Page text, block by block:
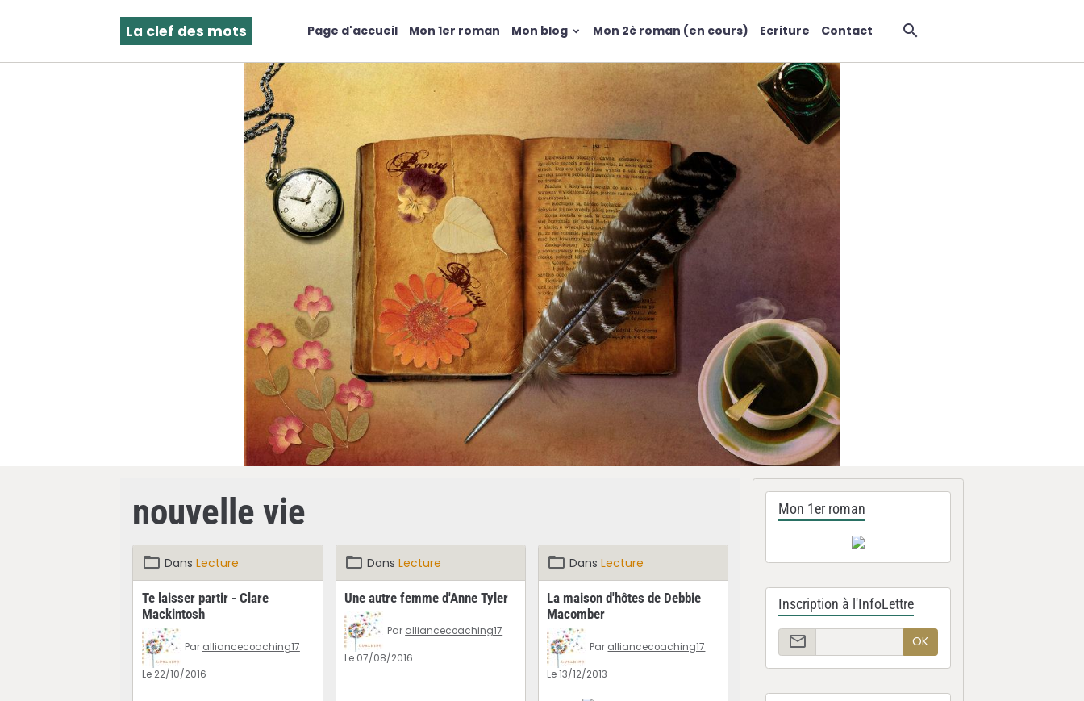
La clef des mots Page d'accueil Mon 1er roman Mon blog Mon 2è roman (en cours) Ecriture Contact
nouvelle vie
Dans Lecture
Te laisser partir - Clare
Mackintosh
Par alliancecoaching17
Le 22/10/2016
DansLecture
Une autre femme d'Anne Tyler
Par alliancecoaching17
Le 07/08/2016
DansLecture
La maison d'hôtes de Debbie
Macomber
Par alliancecoaching17
Le 13/12/2013
Mon 1er roman
Inscription à l'InfoLettre
OK